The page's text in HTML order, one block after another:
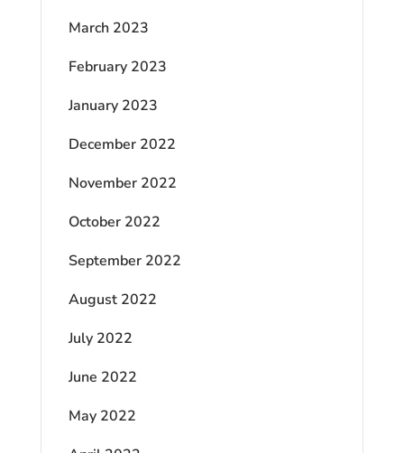
March 2023
February 2023
January 2023
December 2022
November 2022
October 2022
September 2022
August 2022
July 2022
June 2022
May 2022